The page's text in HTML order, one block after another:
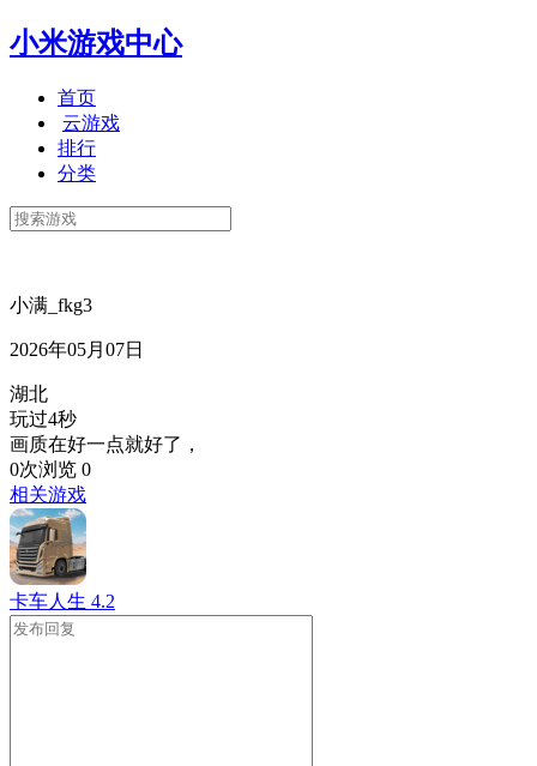
小米游戏中心
首页
云游戏
排行
分类
小满_fkg3
2026年05月07日
湖北
玩过4秒
画质在好一点就好了，
0次浏览 0
相关游戏
卡车人生 4.2